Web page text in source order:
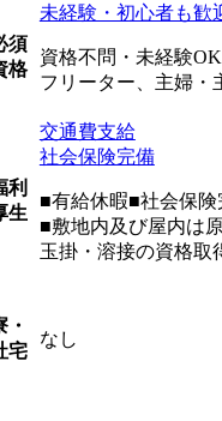
須
格
未経験・初心者も歓
資格不問・未経験OK
フリーター、主婦・
利
生
交通費支給
社会保険完備
■有給休暇■社会保
■敷地内及び屋内は
玉掛・溶接の資格取
・
宅
なし